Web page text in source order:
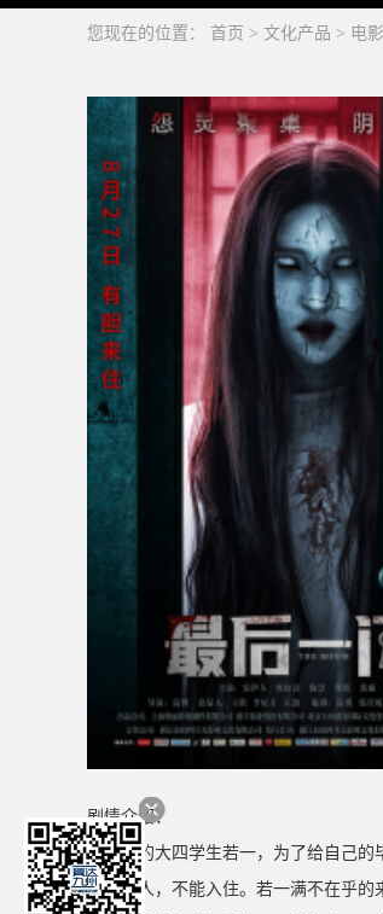
您现在的位置： 首页 > 文化产品 > 电
剧情介绍：
文学院的大四学生若一，为了给自己
常的男人，不能入住。若一满不在乎